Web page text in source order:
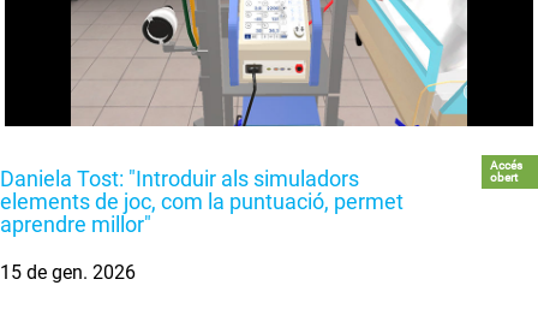
Daniela Tost: "Introduir als simuladors
elements de joc, com la puntuació, permet
aprendre millor"
Accés
obert
15 de gen. 2026